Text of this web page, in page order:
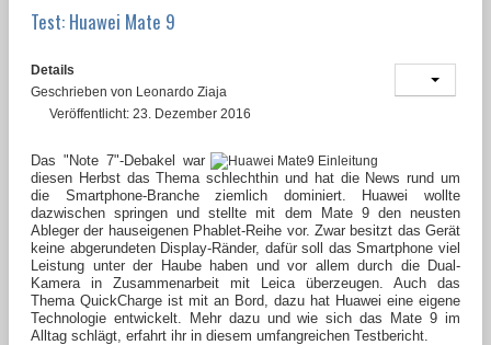
Test: Huawei Mate 9
Details
Geschrieben von Leonardo Ziaja
Veröffentlicht: 23. Dezember 2016
Das "Note 7"-Debakel war
diesen Herbst das Thema schlechthin und hat die News rund um
die Smartphone-Branche ziemlich dominiert. Huawei wollte
dazwischen springen und stellte mit dem Mate 9 den neusten
Ableger der hauseigenen Phablet-Reihe vor. Zwar besitzt das Gerät
keine abgerundeten Display-Ränder, dafür soll das Smartphone viel
Leistung unter der Haube haben und vor allem durch die Dual-
Kamera in Zusammenarbeit mit Leica überzeugen. Auch das
Thema QuickCharge ist mit an Bord, dazu hat Huawei eine eigene
Technologie entwickelt. Mehr dazu und wie sich das Mate 9 im
Alltag schlägt, erfahrt ihr in diesem umfangreichen Testbericht.